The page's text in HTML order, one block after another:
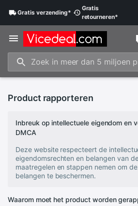
Gratisverzending*
Gratis
retourneren*
Product rapporteren
Inbreuk op intellectuele eigendom en
DMCA
Deze website respecteert de
eigendomsrechten en belangen van
maatregelen en stappen nemen om
belangen te beschermen.
Waarom moet het product worden